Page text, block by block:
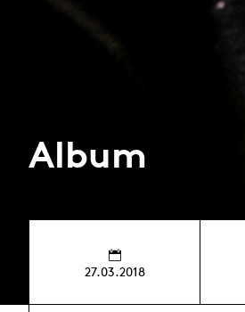
Album
27.03.2018